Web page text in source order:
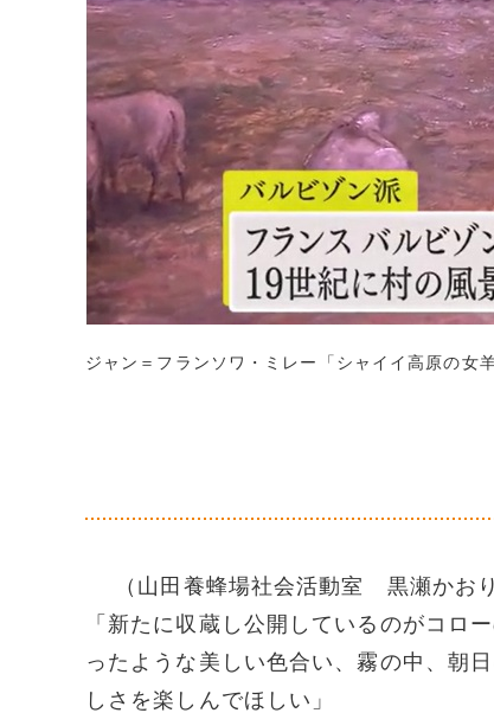
ジャン＝フランソワ・ミレー「シャイイ高原の女
（山田養蜂場社会活動室 黒瀬かおり
「新たに収蔵し公開しているのがコロ
ったような美しい色合い、霧の中、朝
しさを楽しんでほしい」